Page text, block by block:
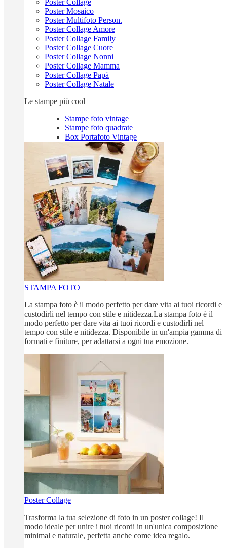
Poster Collage
Poster Mosaico
Poster Multifoto Person.
Poster Collage Amore
Poster Collage Family
Poster Collage Cuore
Poster Collage Nonni
Poster Collage Mamma
Poster Collage Papà
Poster Collage Natale
Le stampe più cool
Stampe foto vintage
Stampe foto quadrate
Box Portafoto Vintage
STAMPA FOTO
La stampa foto è il modo perfetto per dare vita ai tuoi ricordi e
custodirli nel tempo con stile e nitidezza.La stampa foto è il
modo perfetto per dare vita ai tuoi ricordi e custodirli nel
tempo con stile e nitidezza. Disponibile in un'ampia gamma di
formati e finiture, per adattarsi a ogni tua emozione.
Poster Collage
Trasforma la tua selezione di foto in un poster collage! Il
modo ideale per unire i tuoi ricordi in un'unica composizione
minimal e naturale, perfetta anche come idea regalo.